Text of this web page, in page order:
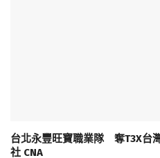
台北永豐旺寶職業隊 奪T3X台
社 CNA